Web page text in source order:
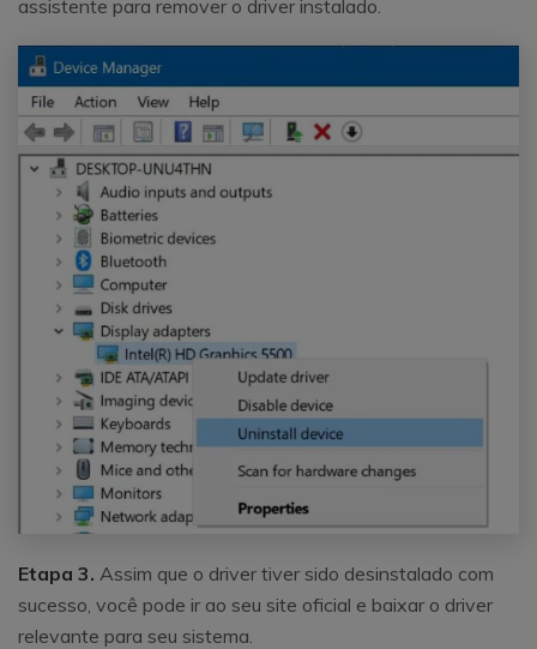
assistente para remover o driver instalado.
Etapa 3. Assim que o driver tiver sido desinstalado com
sucesso, você pode ir ao seu site oficial e baixar o driver
relevante para seu sistema.